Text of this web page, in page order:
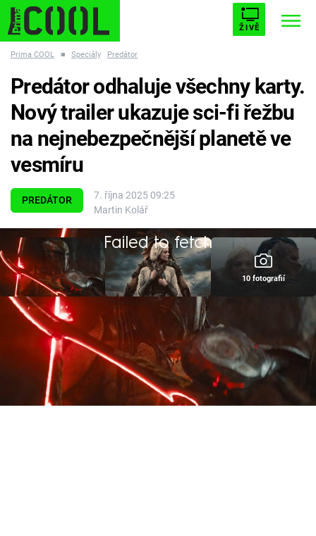
ŽIVĚ
ESCAPE PLNEJ KOTEL AVENGERS 5
Témata
Filmy
Seriály
Hry
Cool Esport
Pořady
TV Program
Prima COOL ■ Speciály Predátor
PREDÁTOR
7. října 2025 09:25
Martin Kolář
Predátor odhaluje všechny karty.
Nový trailer ukazuje sci-fi řežbu
na nejnebezpečnější planetě ve
vesmíru
Failed to fetch
10 fotografií
Nejnovější celovečerní film s Predátorem bude
plný obrovských monster.